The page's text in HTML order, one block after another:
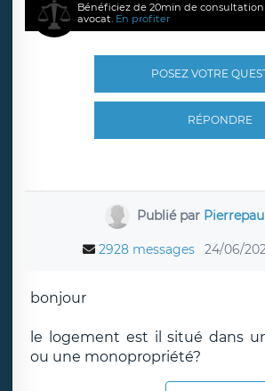
Bénéficiez de 20min de
avocat. En profiter
POSEZ VOTRE
RÉPONDRE
Publié par
2928 messages 24/06/
bonjour
le logement est il situé dans
ou une monopropriété?